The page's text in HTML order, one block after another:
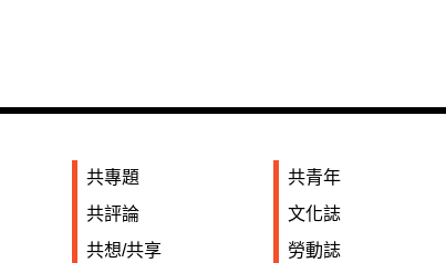
共專題
共評論
共想/共享
共青年
文化誌
勞動誌